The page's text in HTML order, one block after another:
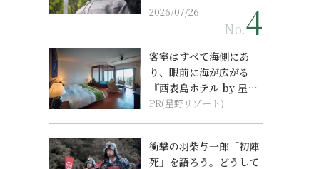
2026/07/26
No.
客室はすべて海側にあ
り、眼前に海が広がる
『西表島ホテル by 星野
リゾート』
PR(星野リゾート)
衝撃の羽柴与一郎「初陣
死」を語ろう。どうして